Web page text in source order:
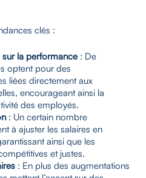
clés :
la performance: De
optent pour des
liées directement aux
encourageant ainsi la
des employés.
: Un certain nombre
à ajuster les salaires en
ainsi que les
et justes.
: En plus des augmentations